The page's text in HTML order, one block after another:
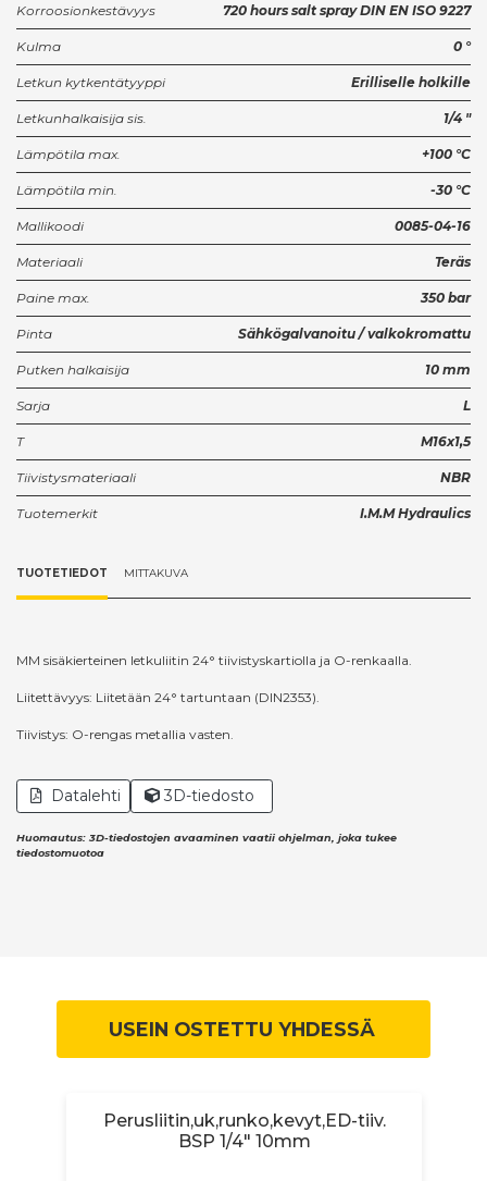
Korroosionkestävyys 720 hours salt spray DIN EN ISO 9227
Kulma 0 °
Letkun kytkentätyyppi Erilliselle holkille
Letkunhalkaisija sis. 1/4 "
Lämpötila max. +100 °C
Lämpötila min. -30 °C
Mallikoodi 0085-04-16
Materiaali Teräs
Paine max. 350 bar
Pinta Sähkögalvanoitu / valkokromattu
Putken halkaisija 10 mm
Sarja L
T M16x1,5
Tiivistysmateriaali NBR
Tuotemerkit I.M.M Hydraulics
TUOTETIEDOT MITTAKUVA
MM sisäkierteinen letkuliitin 24° tiivistyskartiolla ja O-renkaalla.
Liitettävyys: Liitetään 24° tartuntaan (DIN2353).
Tiivistys: O-rengas metallia vasten.
Datalehti 3D-tiedosto
Huomautus: 3D-tiedostojen avaaminen vaatii ohjelman, joka tukee
tiedostomuotoa
USEIN OSTETTU YHDESSÄ
Perusliitin,uk,runko,kevyt,ED-tiiv.
BSP 1/4" 10mm